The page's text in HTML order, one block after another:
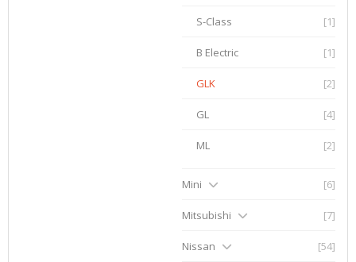
S-Class [1]
B Electric [1]
GLK [2]
GL [4]
ML [2]
Mini [6]
Mitsubishi [7]
Nissan [54]